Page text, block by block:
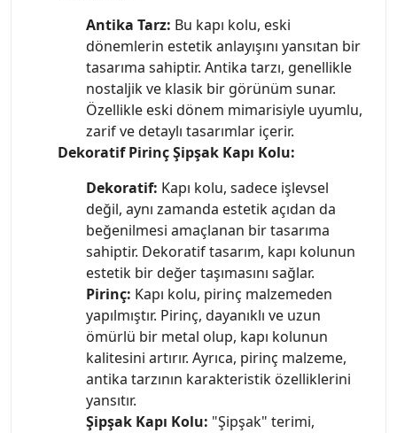
Antika Tarz: Bu kapı kolu, eski
dönemlerin estetik anlayışını yansıtan bir
tasarıma sahiptir. Antika tarzı, genellikle
nostaljik ve klasik bir görünüm sunar.
Özellikle eski dönem mimarisiyle uyumlu,
zarif ve detaylı tasarımlar içerir.
Dekoratif Pirinç Şipşak Kapı Kolu:
Dekoratif: Kapı kolu, sadece işlevsel
değil, aynı zamanda estetik açıdan da
beğenilmesi amaçlanan bir tasarıma
sahiptir. Dekoratif tasarım, kapı kolunun
estetik bir değer taşımasını sağlar.
Pirinç: Kapı kolu, pirinç malzemeden
yapılmıştır. Pirinç, dayanıklı ve uzun
ömürlü bir metal olup, kapı kolunun
kalitesini artırır. Ayrıca, pirinç malzeme,
antika tarzının karakteristik özelliklerini
yansıtır.
Şipşak Kapı Kolu: "Şipşak" terimi,